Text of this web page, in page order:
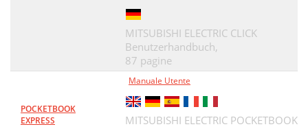
MITSUBISHI ELECTRIC CLICK
Benutzerhandbuch,
87 pagine
POCKETBOOK
EXPRESS
Manuale Utente
MITSUBISHI ELECTRIC POCKETBOOK